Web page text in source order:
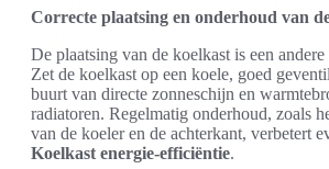
Correcte plaatsing en onderhoud van
De plaatsing van de koelkast is een
Zet de koelkast op een koele, goed
buurt van directe zonneschijn en
radiatoren. Regelmatig onderhoud, zoals
van de koeler en de achterkant, verbetert
Koelkast energie-efficiëntie.